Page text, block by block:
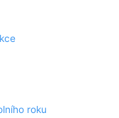
roku